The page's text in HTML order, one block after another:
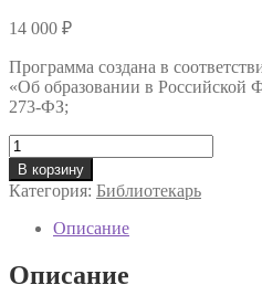
14 000 ₽
Программа создана в
«Об образовании в Российской
273-ФЗ;
Количество
товара
Профессиональная
переподготовка
«Эксперт
комплектованию
библиотечного
В корзину
Категория: Библиотекарь
Описание
Описание